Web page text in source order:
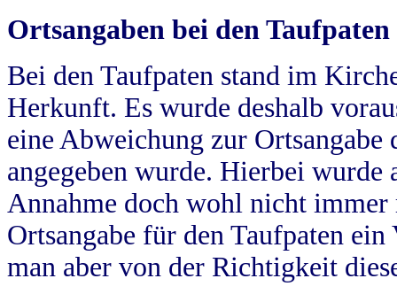
Ortsangaben bei den Taufpaten
Bei den Taufpaten stand im
Herkunft. Es wurde deshalb
eine Abweichung zur
angegeben wurde. Hierbei wurde
Annahme doch wohl nicht
Ortsangabe für den Taufpaten
man aber von der Richtigkeit